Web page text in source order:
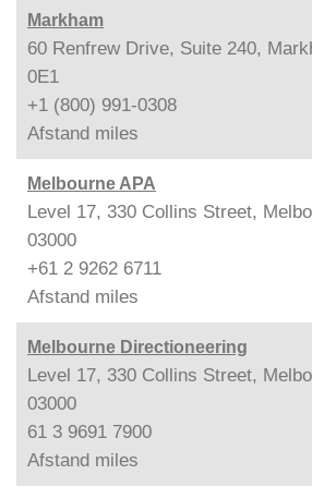
Markham
60 Renfrew Drive, Suite 240,
0E1
+1 (800) 991-0308
Afstand miles
Melbourne APA
Level 17, 330 Collins Street,
03000
+61 2 9262 6711
Afstand miles
Melbourne Directioneering
Level 17, 330 Collins Street,
03000
61 3 9691 7900
Afstand miles